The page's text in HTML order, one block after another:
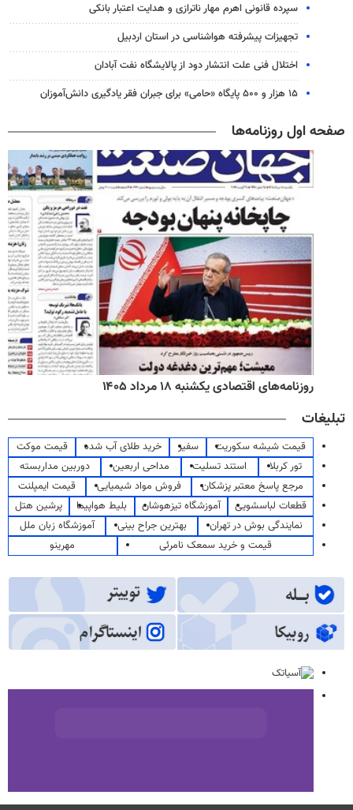
سپرده قانونی اهرم مهار ناترازی و هدایت اعتبار بانکی
تجهیزات پیشرفته هواشناسی در استان اردبیل
اختلال فنی علت انتشار دود از پالایشگاه نفت آبادان
۱۵ هزار و ۵۰۰ پایگاه «حامی» برای جبران فقر یادگیری دانش‌آموزان
صفحه اول روزنامه‌ها
روزنامه‌های اقتصادی یکشنبه ۱۸ مرداد ۱۴۰۵
تبلیغات
قیمت شیشه سکوریت سفیر خرید طلای آب شده
قیمت موکت
تور کربلا
استند تسلیت مداحی اربعین
دوربین مداربسته
مرجع پاسخ معتبر پزشکان
فروش مواد شیمیایی
قیمت ایمپلنت
قطعات لباسشویی
آموزشگاه تیزهوشان بلیط هواپیما
پرشین هتل
نمایندگی بوش در تهران
بهترین جراح بینی
آموزشگاه زبان ملل
قیمت و خرید سمعک نامرئی
مهرینو